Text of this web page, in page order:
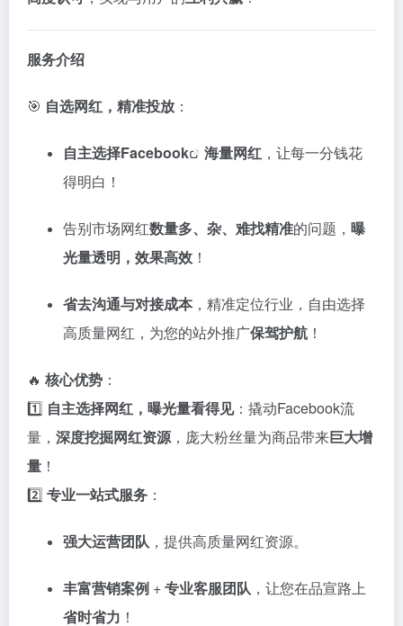
服务介绍
🎯 自选网红，精准投放 ：
自主选择Facebook 海量网红 ，让每一分钱花
得明白！
告别市场网红数量多、杂、难找精准的问题， 曝
光量透明，效果高效 ！
省去沟通与对接成本，精准定位行业，自由选择
高质量网红，为您的站外推广保驾护航 ！
🔥 核心优势 ：
1️⃣ 自主选择网红，曝光量看得见：撬动Facebook流
量， 深度挖掘网红资源，庞大粉丝量为商品带来巨大增
量 ！
2️⃣ 专业一站式服务 ：
强大运营团队 ，提供高质量网红资源。
丰富营销案例 +专业客服团队 ，让您在品宣路上
省时省力 ！